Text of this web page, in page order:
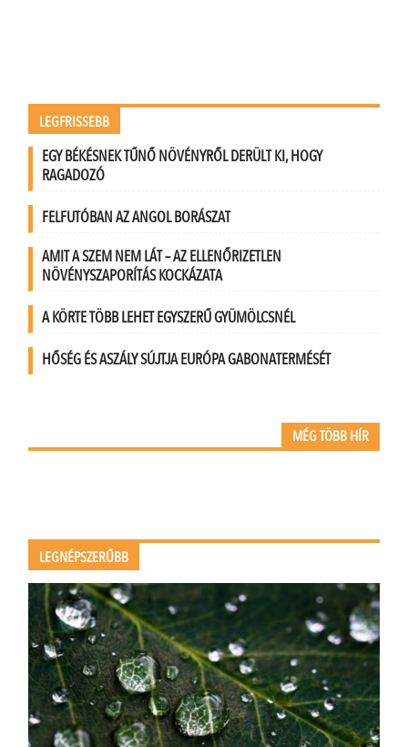
LEGFRISSEBB
EGY BÉKÉSNEK TŰNŐ NÖVÉNYRŐL DERÜLT KI, HOGY
RAGADOZÓ
FELFUTÓBAN AZ ANGOL BORÁSZAT
AMIT A SZEM NEM LÁT – AZ ELLENŐRIZETLEN
NÖVÉNYSZAPORÍTÁS KOCKÁZATA
A KÖRTE TÖBB LEHET EGYSZERŰ GYÜMÖLCSNÉL
HŐSÉG ÉS ASZÁLY SÚJTJA EURÓPA GABONATERMÉSÉT
MÉG TÖBB HÍR
LEGNÉPSZERŰBB